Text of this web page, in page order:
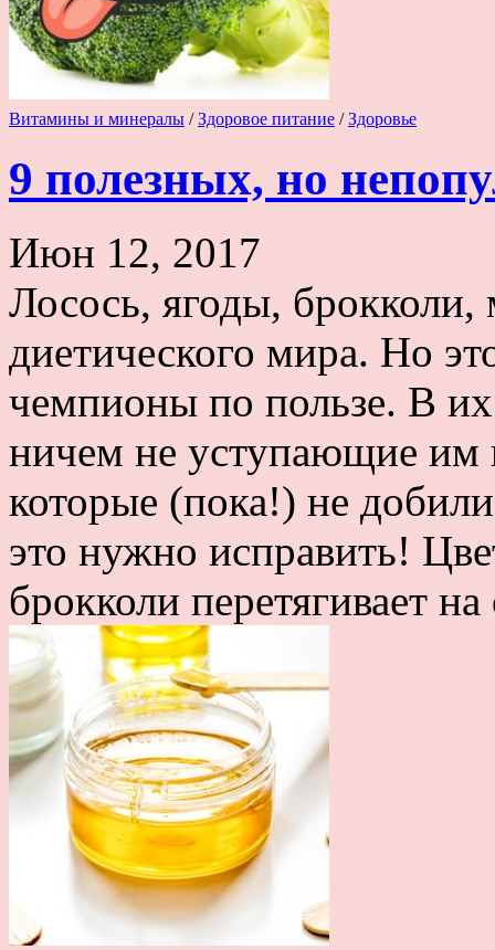
Витамины и минералы /Здоровое питание /Здоровье
9 полезных, но
Июн 12, 2017
Лосось, ягоды,
диетического мира. Но
чемпионы по пользе. В
ничем не уступающие им
которые (пока!) не
это нужно исправить!
брокколи перетягивает